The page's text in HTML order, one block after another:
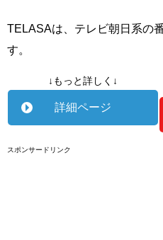
TELASAは、テレビ朝日系の
す。
↓もっと詳しく↓
詳細ページ
スポンサードリンク